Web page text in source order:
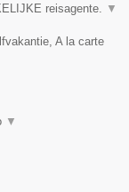
reisagente. ▼
A la carte
▼